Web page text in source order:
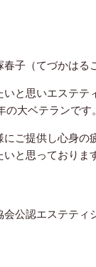
子（てづかはる
いと思いエステテ
大ベテランです。
ご提供し心身の
と思っておりま
公認エステティ